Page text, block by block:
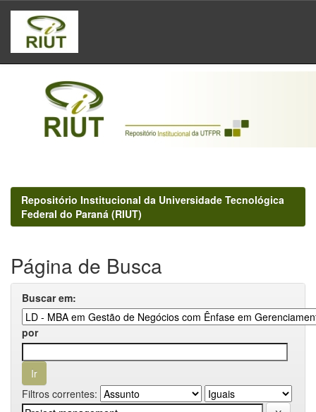
Skip
navigation
Repositório Institucional da Universidade Tecnológica
Federal do Paraná (RIUT)
Página de Busca
Buscar em:
por
Filtros correntes: